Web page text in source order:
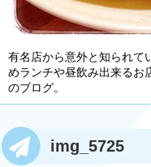
有名店から意外と知られて
めランチや昼飲み出来るお
のブログ。
img_5725